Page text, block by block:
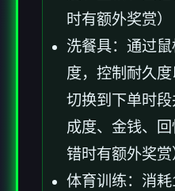
时有额外奖赏）
洗餐具：通过
度，控制耐久
切换到下单时
成度、金钱、
错时有额外奖赏
体育训练：消